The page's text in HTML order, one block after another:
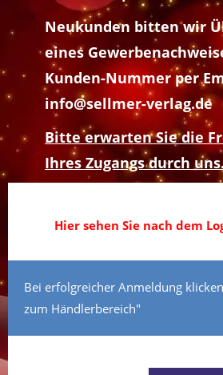
Neukunden bitten wir
eines
Kunden-Nummer per
info@sellmer-verlag.de
Bitte erwarten Sie die
Ihres Zugangs durch
Hier sehen Sie nach dem
Bei erfolgreicher Anmeldung
zum Händlerbereich"